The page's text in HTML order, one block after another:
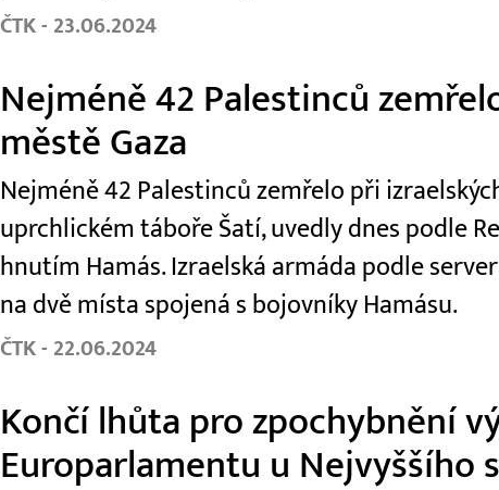
ČTK - 23.06.2024
Nejméně 42 Palestinců
městě Gaza
Nejméně 42 Palestinců zemřelo při
uprchlickém táboře Šatí, uvedly dnes podle
hnutím Hamás. Izraelská armáda podle
na dvě místa spojená s bojovníky Hamásu.
ČTK - 22.06.2024
Končí lhůta pro zpochybnění
Europarlamentu u Nejvyššího